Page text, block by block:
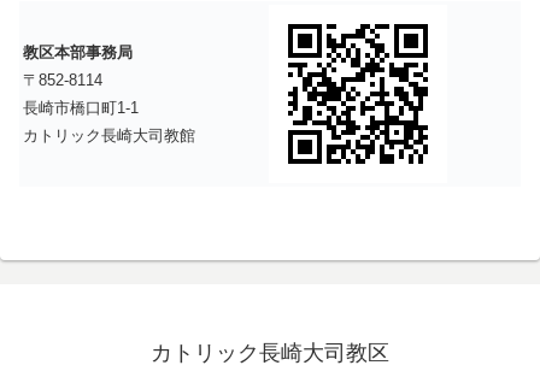
教区本部事務局
〒852-8114
長崎市橋口町1-1
カトリック長崎大司教館
カトリック長崎大司教区